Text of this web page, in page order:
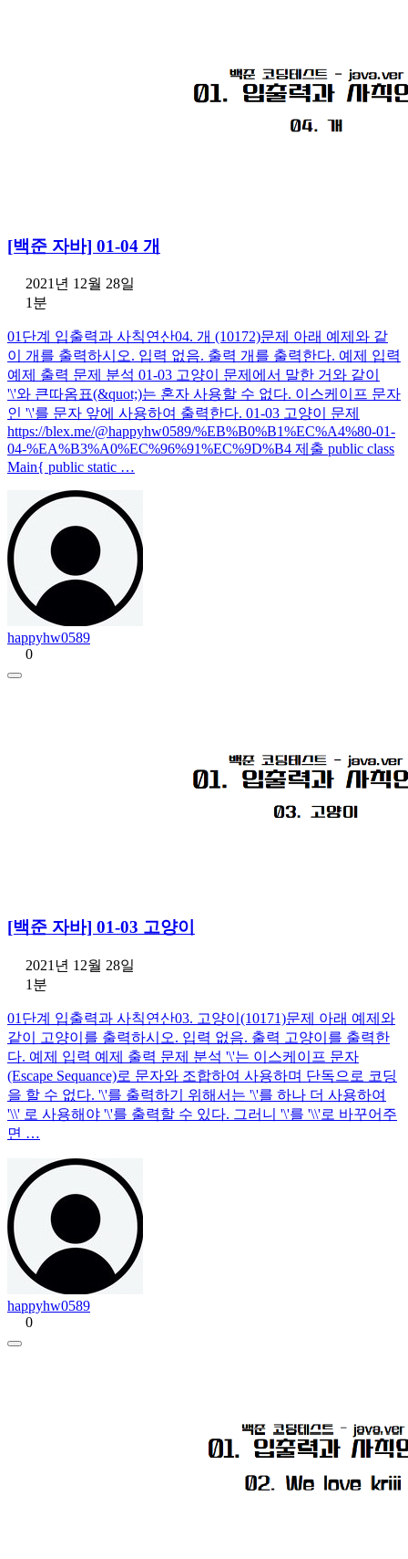
[백준 자바] 01-04 개
2021년 12월 28일
1분
01단계 입출력과 사칙연산04. 개 (10172)문제 아래 예제와 같
이 개를 출력하시오. 입력 없음. 출력 개를 출력한다. 예제 입력
예제 출력 문제 분석 01-03 고양이 문제에서 말한 거와 같이
'\'와 큰따옴표(&quot;)는 혼자 사용할 수 없다. 이스케이프 문자
인 '\'를 문자 앞에 사용하여 출력한다. 01-03 고양이 문제
https://blex.me/@happyhw0589/%EB%B0%B1%EC%A4%80-01-
04-%EA%B3%A0%EC%96%91%EC%9D%B4 제출 public class
Main{ public static …
happyhw0589
0
[백준 자바] 01-03 고양이
2021년 12월 28일
1분
01단계 입출력과 사칙연산03. 고양이(10171)문제 아래 예제와
같이 고양이를 출력하시오. 입력 없음. 출력 고양이를 출력한
다. 예제 입력 예제 출력 문제 분석 '\'는 이스케이프 문자
(Escape Sequance)로 문자와 조합하여 사용하며 단독으로 코딩
을 할 수 없다. '\'를 출력하기 위해서는 '\'를 하나 더 사용하여
'\\' 로 사용해야 '\'를 출력할 수 있다. 그러니 '\'를 '\\'로 바꾸어주
면 …
happyhw0589
0